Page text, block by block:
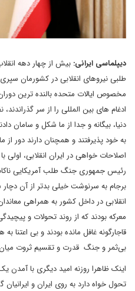
دیپلماسی ایرانی: بیش از چهار دهه
طلبی نیروهای انقلابی در کشورمان
مخصوص ایالات متحده بالنده ترین
ادغام های بین المللی را از سر
دنیا، بیگانه و جدا از ما شکل و سامان
به خود پذیرفتند و همچنان دارند دور
اصلاحات خواهی در ایران انقلابی،
رئیس جمهوری جنگ طلب آمریکایی ناکام
برجام به سرنوشت خیلی بدتر از آن
انقلابی در داخل کشور به همراهی
معرکه بودند که از روند تحولات و
قاجارگونه غافل مانده بودند و بی اعتنا
بی‌ثمر و جنگ قدرت و تقسیم ثروت
اینک ظاهرا روزنه امید دیگری با
تحول خواه دارد به روی ایران و